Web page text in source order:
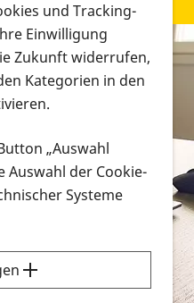
nach Infonmaterial
bzw. herunterladen
Erklärvideos zum
und Tracking-
Einwilligung
Zukunft widerrufen,
Kategorien in den
„Auswahl
Auswahl der Cookie-
Systeme